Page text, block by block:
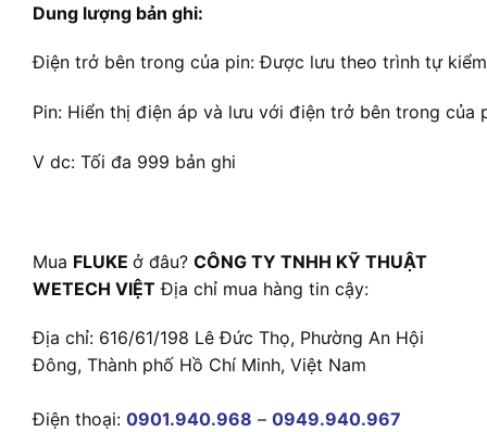
Dung lượng bản ghi:
Điện trở bên trong của pin: Được lưu theo trình tự
Pin: Hiển thị điện áp và lưu với điện trở bên trong của
V dc: Tối đa 999 bản ghi
Mua FLUKE ở đâu? CÔNG TY TNHH KỸ THUẬT
WETECH VIỆT Địa chỉ mua hàng tin cậy:
Địa chỉ: 616/61/198 Lê Đức Thọ, Phường An Hội
Đông, Thành phố Hồ Chí Minh, Việt Nam
Điện thoại: 0901.940.968 – 0949.940.967